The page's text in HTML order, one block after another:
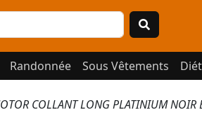
Randonnée Sous Vêtements
COLLANT LONG PLATINIUM